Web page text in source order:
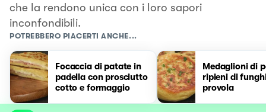
che la rendono unica con i loro sapori
inconfondibili.
POTREBBERO PIACERTI ANCHE...
Focaccia di patate in
padella con prosciutto
cotto e formaggio
Medaglioni di
ripieni di
provola